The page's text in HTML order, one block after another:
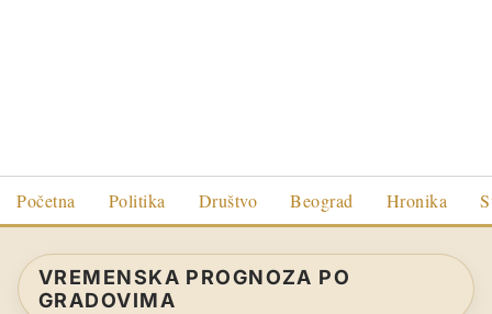
Početna Politika Društvo Beograd Hronika
VREMENSKA PROGNOZA PO
GRADOVIMA